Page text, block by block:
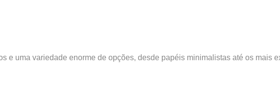
e uma variedade enorme de opções, desde papéis minimalistas até os mais